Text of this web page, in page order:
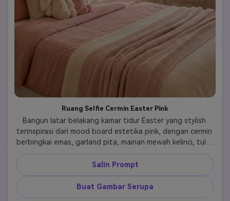
Ruang Selfie Cermin Easter Pink
Bangun latar belakang kamar tidur Easter yang stylish
terinspirasi dari mood board estetika pink, dengan cermin
berbingkai emas, garland pita, mainan mewah kelinci, tulip
dalam vas kaca, telur pastel di atas nampan vanity,
tempat tidur lembut, dan sinar matahari musim semi yang
masuk melalui tirai tipis. Gunakan aksen pink kemerahan,
krim, dan champagne, menjaga ruangan tetap rapi dan
fotogenik dengan kilau halus, tekstur nyaman, dan
Salin Prompt
Buat Gambar Serupa